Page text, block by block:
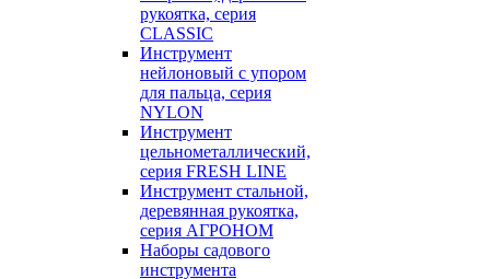
рукоятка, серия
CLASSIC
Инструмент
нейлоновый с упором
для пальца, серия
NYLON
Инструмент
цельнометаллический,
серия FRESH LINE
Инструмент стальной,
деревянная рукоятка,
серия АГРОНОМ
Наборы садового
инструмента